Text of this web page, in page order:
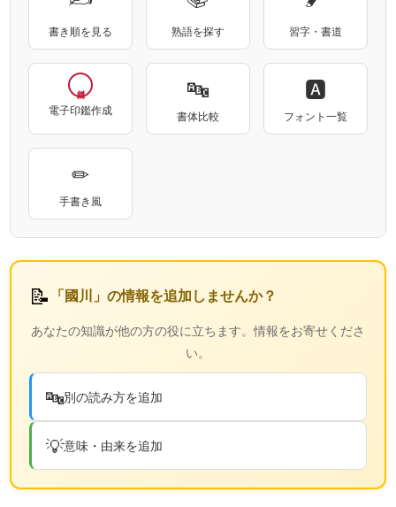
書き順を見る 熟語を探す 習字・書道
電子印鑑作成
🔤
書体比較
🅰
フォント一覧
✏
手書き風
📝 「國川」の情報を追加しませんか？
あなたの知識が他の方の役に立ちます。情報をお寄せくださ
い。
🔤別の読み方を追加
💡意味・由来を追加